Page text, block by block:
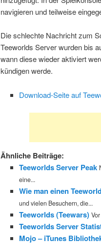
navigieren und teilweise
Die schlechte Nachricht zum
Teeworlds Server wurden bis
wann diese wieder aktiviert
kündigen werde.
Download-Seite auf
Ähnliche Beiträge:
Teeworlds Server Peak
eine...
Wie man einen
und vielen Besuchern, die...
Teeworlds (Teewars)
Teeworlds Server
Mojo – iTunes